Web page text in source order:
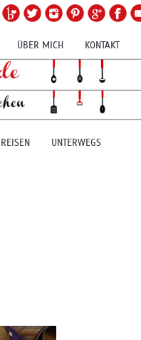
ÜBER MICH KONTAKT
REISEN UNTERWEGS